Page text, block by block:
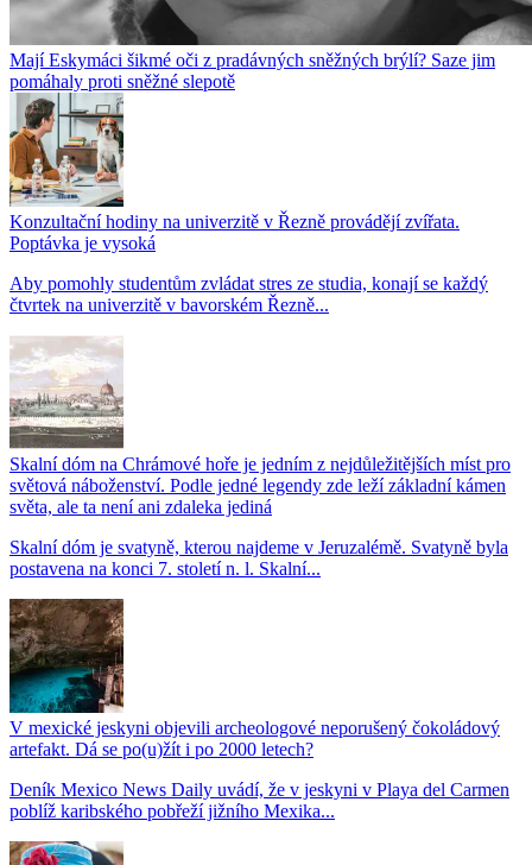
Mají Eskymáci šikmé oči z pradávných sněžných brýlí? Saze jim
pomáhaly proti sněžné slepotě
Konzultační hodiny na univerzitě v Řezně provádějí zvířata.
Poptávka je vysoká
Aby pomohly studentům zvládat stres ze studia, konají se každý
čtvrtek na univerzitě v bavorském Řezně...
Skalní dóm na Chrámové hoře je jedním z nejdůležitějších míst pro
světová náboženství. Podle jedné legendy zde leží základní kámen
světa, ale ta není ani zdaleka jediná
Skalní dóm je svatyně, kterou najdeme v Jeruzalémě. Svatyně byla
postavena na konci 7. století n. l. Skalní...
V mexické jeskyni objevili archeologové neporušený čokoládový
artefakt. Dá se po(u)žít i po 2000 letech?
Deník Mexico News Daily uvádí, že v jeskyni v Playa del Carmen
poblíž karibského pobřeží jižního Mexika...